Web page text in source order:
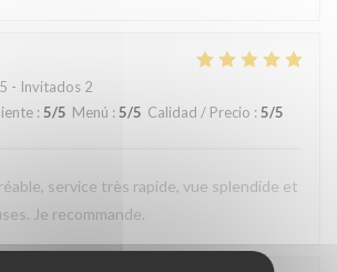
- Invitados 2
: 5/5 Menú : 5/5 Calidad / Precio : 5/5
service très rapide, vue splendide et
Je recommande.